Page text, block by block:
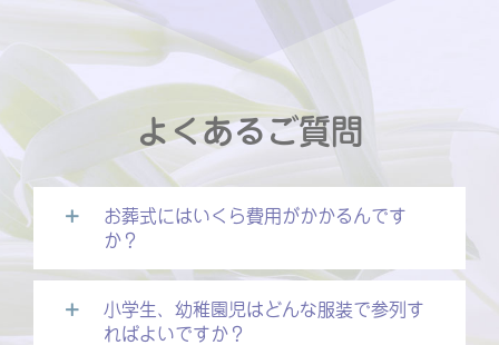
よくあるご質問
お葬式にはいくら費用がかかるんです
か？
小学生、幼稚園児はどんな服装で参列す
ればよいですか？